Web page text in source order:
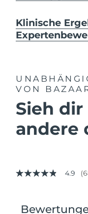
Klinische
VON
Sieh dir
andere
4.9
Durchschnittswert
4.9